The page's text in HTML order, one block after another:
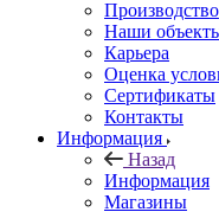
Производство
Наши
Карьера
Оценка
Сертификаты
Контакты
Информация
Назад
Информация
Магазины